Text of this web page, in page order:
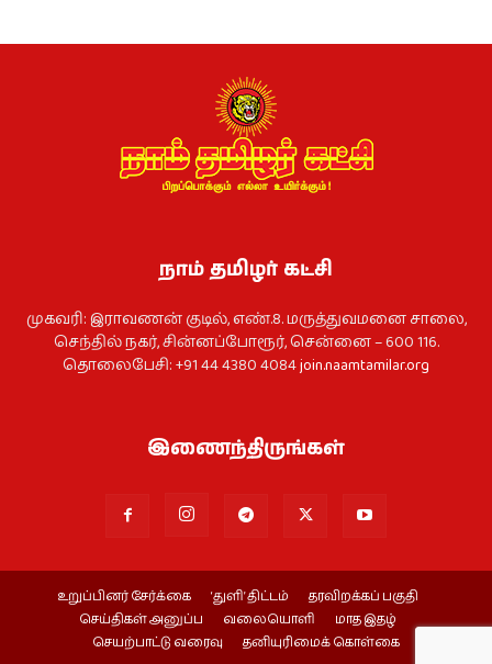
நாம் தமிழர் கட்சி
முகவரி: இராவணன் குடில், எண்.8. மருத்துவமனை சாலை,
செந்தில் நகர், சின்னப்போரூர், சென்னை – 600 116.
தொலைபேசி: +91 44 4380 4084join.naamtamilar.org
இணைந்திருங்கள்
உறுப்பினர் சேர்க்கை ‘துளி’ திட்டம்
தரவிறக்கப் பகுதி
செய்திகள் அனுப்ப
வலையொளி
மாத இதழ்
செயற்பாட்டு வரைவு
தனியுரிமைக் கொள்கை